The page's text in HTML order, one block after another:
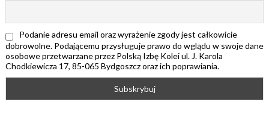
Podanie adresu email oraz wyrażenie zgody jest całkowicie
dobrowolne. Podającemu przysługuje prawo do wglądu w swoje dane
osobowe przetwarzane przez Polską Izbę Kolei ul. J. Karola
Chodkiewicza 17, 85-065 Bydgoszcz oraz ich poprawiania.